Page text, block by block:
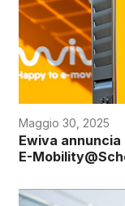
Maggio 30, 2025
Ewiva
E-